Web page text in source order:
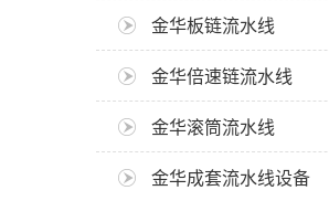
金华板链流水线
金华倍速链流水线
金华滚筒流水线
金华成套流水线设备